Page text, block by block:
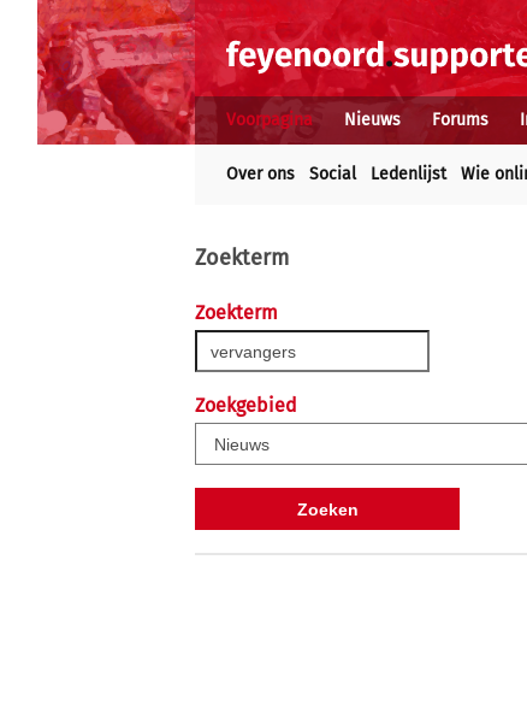
Voorpagina Nieuws Forums
Over ons Social Ledenlijst Wie
Zoekterm
Zoekterm
Zoekgebied